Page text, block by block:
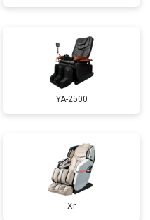
от 4800 ₽ Заказать
Заказать
от 4500 ₽ Заказать
от 5500 ₽
YA-2500
Xr